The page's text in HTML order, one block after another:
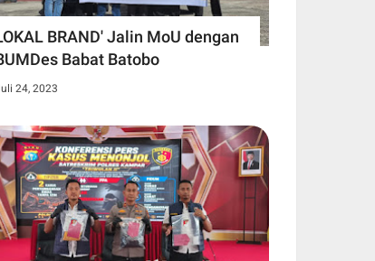
BRAND' Jalin MoU dengan
Babat Batobo
24, 2023